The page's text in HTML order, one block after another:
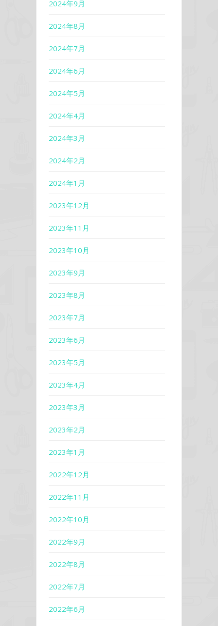
2024年9月
2024年8月
2024年7月
2024年6月
2024年5月
2024年4月
2024年3月
2024年2月
2024年1月
2023年12月
2023年11月
2023年10月
2023年9月
2023年8月
2023年7月
2023年6月
2023年5月
2023年4月
2023年3月
2023年2月
2023年1月
2022年12月
2022年11月
2022年10月
2022年9月
2022年8月
2022年7月
2022年6月